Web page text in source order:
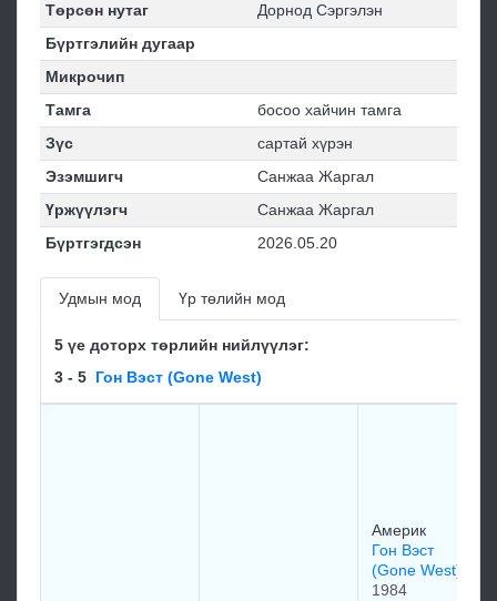
Төрсөн нутаг
Дорнод Сэргэлэн
Бүртгэлийн дугаар
Микрочип
Тамга
босоо хайчин тамга
Зүс
сартай хүрэн
Эзэмшигч
Санжаа Жаргал
Үржүүлэгч
Санжаа Жаргал
Бүртгэгдсэн
2026.05.20
Удмын мод Үр төлийн мод
5 үе доторх төрлийн нийлүүлэг:
3 - 5 Гон Вэст (Gone West)
Америк
Гон Вэст
(Gone West)
1984